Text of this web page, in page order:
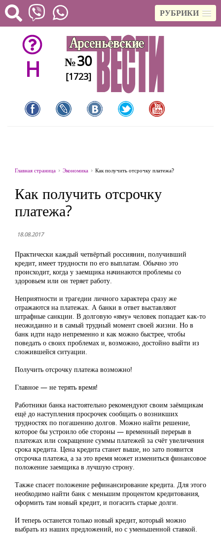
РУБРИКИ
H №30
[1723]
Главная страница Экономика Как получить отсрочку платежа?
Как получить отсрочку
платежа?
18.08.2017
Практически каждый четвёртый россиянин, получивший
кредит, имеет трудности по его выплатам. Обычно это
происходит, когда у заемщика начинаются проблемы со
здоровьем или он теряет работу.
Неприятности и трагедии личного характера сразу же
отражаются на платежах. А банки в ответ выставляют
штрафные санкции. В долговую «яму» человек попадает как-то
неожиданно и в самый трудный момент своей жизни. Но в
банк идти надо непременно и как можно быстрее, чтобы
поведать о своих проблемах и, возможно, достойно выйти из
сложившейся ситуации.
Получить отсрочку платежа возможно!
Главное — не терять время!
Работники банка настоятельно рекомендуют своим заёмщикам
ещё до наступления просрочек сообщать о возникших
трудностях по погашению долгов. Можно найти решение,
которое бы устроило обе стороны — временный перерыв в
платежах или сокращение суммы платежей за счёт увеличения
срока кредита. Цена кредита станет выше, но зато появится
отсрочка платежа, а за это время может измениться финансовое
положение заемщика в лучшую строну.
Также спасет положение рефинансирование кредита. Для этого
необходимо найти банк с меньшим процентом кредитования,
оформить там новый кредит, и погасить старые долги.
И теперь останется только новый кредит, который можно
выбрать из наших предложений, но с уменьшенной ставкой.